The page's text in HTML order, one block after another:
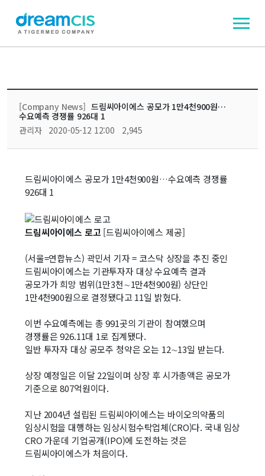
[Company News] 드림씨아이에스 공모가 1만4천900원…
수요예측 경쟁률 926대 1
관리자 2020-05-12 12:00 2,945
​드림씨아이에스 공모가 1만4천900원…수요예측 경쟁률
926대 1
드림씨아이에스 로고[드림씨아이에스 제공]
(서울=연합뉴스) 곽민서 기자 = 코스닥 상장을 추진 중인
드림씨아이에스는 기관투자자 대상 수요예측 결과
공모가가 희망 범위(1만3천∼1만4천900원) 상단인
1만4천900원으로 결정됐다고 11일 밝혔다.
이번 수요예측에는 총 991곳의 기관이 참여했으며
경쟁률은 926.11대 1로 집계됐다.
일반 투자자 대상 공모주 청약은 오는 12∼13일 받는다.
상장 예정일은 이달 22일이며 상장 후 시가총액은 공모가
기준으로 807억원이다.
지난 2004년 설립된 드림씨아이에스는 바이오의약품의
임상시험을 대행하는 임상시험수탁업체(CRO)다. 국내 임상
CRO 가운데 기업공개(IPO)에 도전하는 것은
드림씨아이에스가 처음이다.